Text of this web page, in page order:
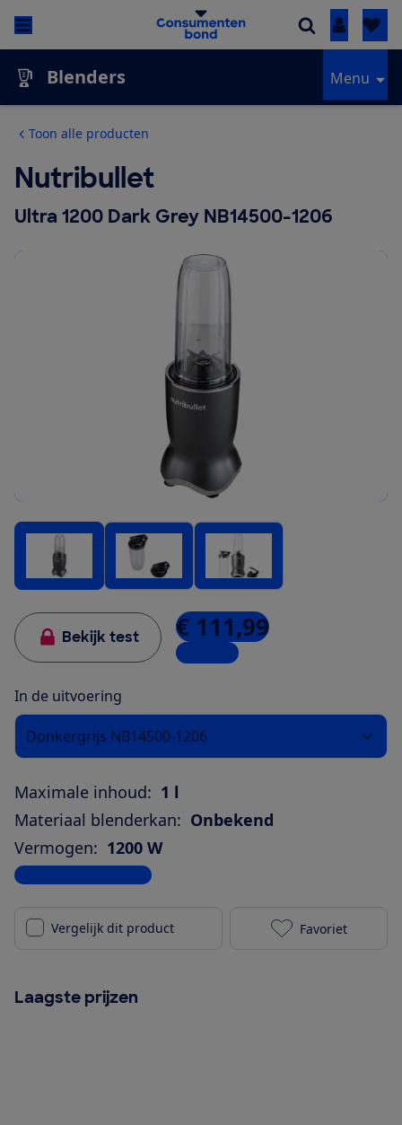
Inloggen
Blenders Menu
Toon alle producten
Nutribullet
Ultra 1200 Dark Grey NB14500-1206
Bekijk test € 111,99
4 winkels
In de uitvoering
Donkergrijs NB14500-1206
Maximale inhoud: 1 l
Materiaal blenderkan: Onbekend
Vermogen: 1200 W
Bekijk alle specificaties
Vergelijk dit product Nutribullet
Favoriet
Laagste prijzen